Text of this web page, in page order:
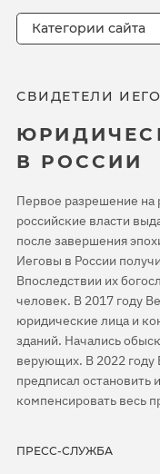
СВИДЕТЕЛИ
В РОССИИ
Первое разрешение на
российские власти
после завершения
Иеговы в России
Впоследствии их
человек. В 2017 году
юридические лица и
зданий. Начались
верующих. В 2022
предписал остановить
компенсировать весь
ПРЕСС-СЛУЖБА
Категории сайта